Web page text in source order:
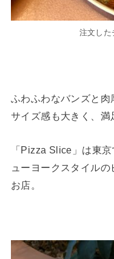
注文した
ふわふわなバンズと
サイズ感も大きく、満
「Pizza Slice」は東
ューヨークスタイル
お店。